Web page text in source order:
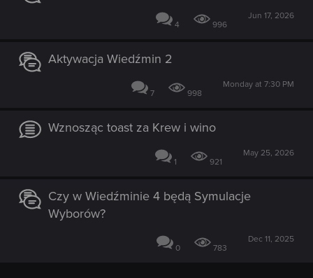
4 996
Jun 17, 2026
Aktywacja Wiedźmin 2
7 998
Monday at 7:30 PM
Wznosząc toast za Krew i wino
1 921
May 25, 2026
Czy w Wiedźminie 4 będą Symulacje
Wyborów?
0 783
Dec 11, 2025